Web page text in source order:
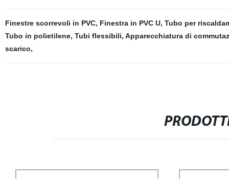
Finestre scorrevoli in PVC, Finestra in PVC U, Tubo per
Tubo in polietilene, Tubi flessibili, Apparecchiatura di
scarico,